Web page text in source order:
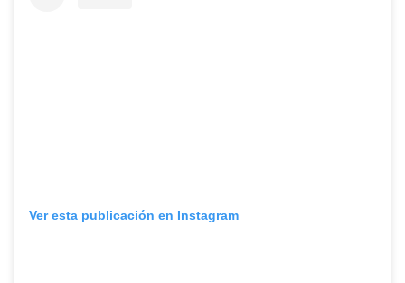
Ver esta publicación en Instagram